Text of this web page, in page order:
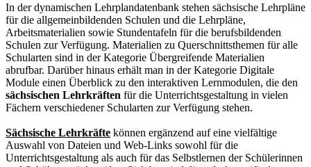
In der dynamischen Lehrplandatenbank stehen sächsische Lehrpläne
für die allgemeinbildenden Schulen und die Lehrpläne,
Arbeitsmaterialien sowie Stundentafeln für die berufsbildenden
Schulen zur Verfügung. Materialien zu Querschnittsthemen für alle
Schularten sind in der Kategorie Übergreifende Materialien
abrufbar. Darüber hinaus erhält man in der Kategorie Digitale
Module einen Überblick zu den interaktiven Lernmodulen, die den
sächsischen Lehrkräften für die Unterrichtsgestaltung in vielen
Fächern verschiedener Schularten zur Verfügung stehen.
Sächsische Lehrkräfte können ergänzend auf eine vielfältige
Auswahl von Dateien und Web-Links sowohl für die
Unterrichtsgestaltung als auch für das Selbstlernen der Schülerinnen